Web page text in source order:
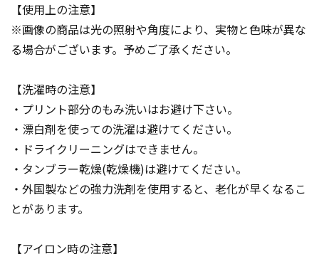
【使用上の注意】
※画像の商品は光の照射や角度により、実物と色味が異な
る場合がございます。予めご了承ください。
【洗濯時の注意】
・プリント部分のもみ洗いはお避け下さい。
・漂白剤を使っての洗濯は避けてください。
・ドライクリーニングはできません。
・タンブラー乾燥(乾燥機)は避けてください。
・外国製などの強力洗剤を使用すると、老化が早くなるこ
とがあります。
【アイロン時の注意】